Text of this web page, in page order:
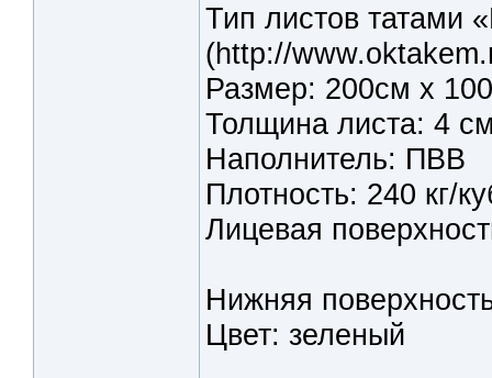
Тип листов татами
(http://
Размер: 200см х
Толщина листа: 4
Наполнитель: ПВВ
Плотность: 240 кг/
Лицевая
Нижняя
Цвет: зеленый